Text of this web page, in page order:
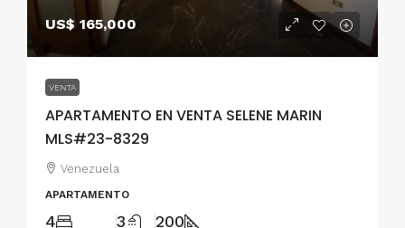
US$ 165,000
VENTA
APARTAMENTO EN VENTA SELENE MARIN
MLS#23-8329
Venezuela
APARTAMENTO
4 3 200